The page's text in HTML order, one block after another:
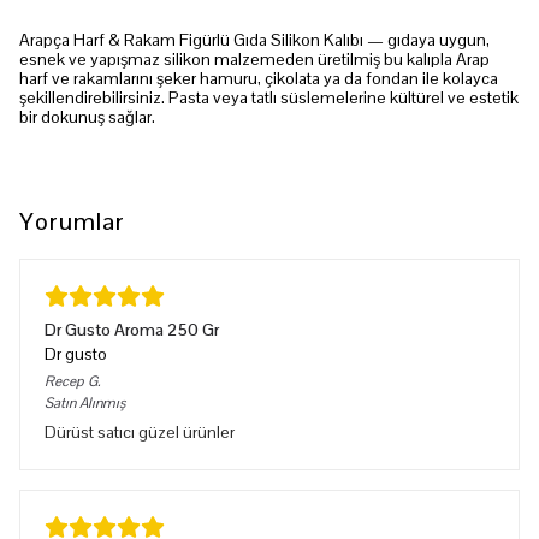
Arapça Harf & Rakam Figürlü Gıda Silikon Kalıbı — gıdaya uygun,
esnek ve yapışmaz silikon malzemeden üretilmiş bu kalıpla Arap
harf ve rakamlarını şeker hamuru, çikolata ya da fondan ile kolayca
şekillendirebilirsiniz. Pasta veya tatlı süslemelerine kültürel ve estetik
bir dokunuş sağlar.
Yorumlar
Dr Gusto Aroma 250 Gr
Dr gusto
Recep G.
Satın Alınmış
Dürüst satıcı güzel ürünler